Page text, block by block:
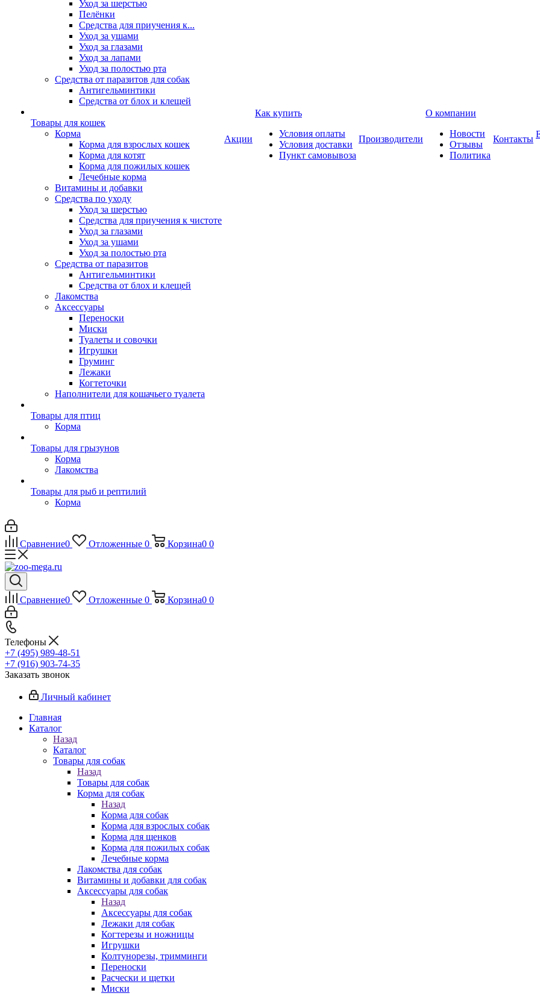
Уход за шерстью
Пелёнки
Средства для приучения к...
Уход за ушами
Уход за глазами
Уход за лапами
Уход за полостью рта
Средства от паразитов для собак
Антигельминтики
Средства от блох и клещей
Товары для кошек
Корма
Корма для взрослых кошек
Корма для котят
Корма для пожилых кошек
Лечебные корма
Витамины и добавки
Средства по уходу
Уход за шерстью
Средства для приучения к чистоте
Уход за глазами
Уход за ушами
Уход за полостью рта
Средства от паразитов
Антигельминтики
Средства от блох и клещей
Лакомства
Аксессуары
Переноски
Миски
Туалеты и совочки
Игрушки
Груминг
Лежаки
Когтеточки
Наполнители для кошачьего туалета
Товары для птиц
Корма
Товары для грызунов
Корма
Лакомства
Товары для рыб и рептилий
Корма
Акции
Как купить
Условия оплаты
Условия доставки
Пункт самовывоза
Производители
О компании
Новости
Отзывы
Политика
Контакты
Сравнение0 Отложенные 0 Корзина0 0
Сравнение0 Отложенные 0 Корзина0 0
Телефоны
+7 (495) 989-48-51
+7 (916) 903-74-35
Заказать звонок
Личный кабинет
Главная
Каталог
Назад
Каталог
Товары для собак
Назад
Товары для собак
Корма для собак
Назад
Корма для собак
Корма для взрослых собак
Корма для щенков
Корма для пожилых собак
Лечебные корма
Лакомства для собак
Витамины и добавки для собак
Аксессуары для собак
Назад
Аксессуары для собак
Лежаки для собак
Когтерезы и ножницы
Игрушки
Колтунорезы, тримминги
Переноски
Расчески и щетки
Миски